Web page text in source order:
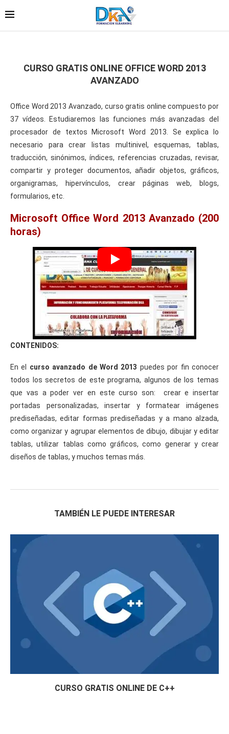
CURSO GRATIS ONLINE OFFICE WORD 2013
AVANZADO
Office Word 2013 Avanzado, curso gratis online compuesto por
37 vídeos. Estudiaremos las funciones más avanzadas del
procesador de textos Microsoft Word 2013. Se explica lo
necesario para crear listas multinivel, esquemas, tablas,
traducción, sinónimos, índices, referencias cruzadas, revisar,
compartir y proteger documentos, añadir objetos, gráficos,
organigramas, hipervínculos, crear páginas web, blogs,
formularios, etc.
Microsoft Office Word 2013 Avanzado (200
horas)
CONTENIDOS:
En el curso avanzado de Word 2013 puedes por fin conocer
todos los secretos de este programa, algunos de los temas
que vas a poder ver en este curso son: crear e insertar
portadas personalizadas, insertar y formatear imágenes
prediseñadas, editar formas prediseñadas y a mano alzada,
como organizar y agrupar elementos de dibujo, dibujar y editar
tablas, utilizar tablas como gráficos, como generar y crear
diseños de tablas, y muchos temas más.
TAMBIÉN LE PUEDE INTERESAR
CURSO GRATIS ONLINE DE C++